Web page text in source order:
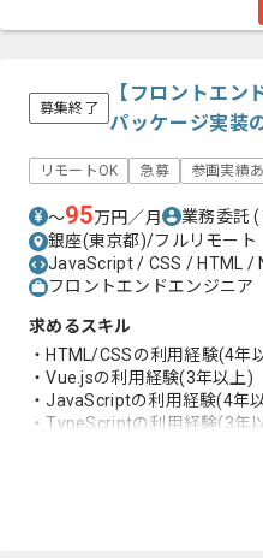
募集終了
【フロントエン
パッケージ実装
リモートOK 急募 参画実績
〜95万円／月 業務委託(
銀座(東京都)/フルリモート
JavaScript / CSS / HTML /
フロントエンドエンジニア
求めるスキル
・HTML/CSSの利用経験(4年
・Vue.jsの利用経験(3年以上)
・JavaScriptの利用経験(4年
・TypeScriptの利用経験(3年
・Figmaを用いたデザイン経